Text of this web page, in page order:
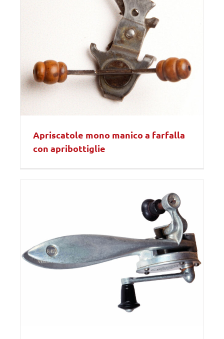
Apriscatole mono manico a farfalla
con apribottiglie